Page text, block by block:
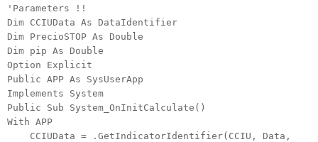
'Parameters !!
Dim CCIUData As DataIdentifier
Dim PrecioSTOP As Double
Dim pip As Double
Option Explicit
Public APP As SysUserApp
Implements System
Public Sub System_OnInitCalculate()
With APP
CCIUData = .GetIndicatorIdentifier(CCIU, Data,